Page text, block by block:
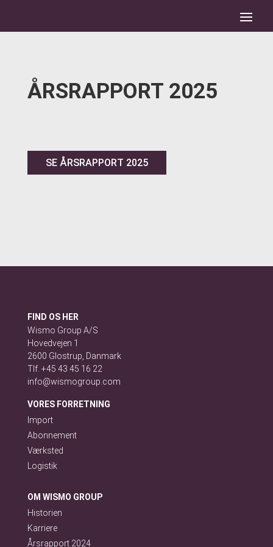
ÅRSRAPPORT 2025
SE ÅRSRAPPORT 2025
FIND OS HER
Wismo Group A/S
Hovedvejen 1
2600 Glostrup, Danmark
Tlf. +45 43 45 16 22
info@wismogroup.com
VORES FORRETNING
Import
Abonnement
Værksted
Logistik
OM WISMO GROUP
Historien
Karriere
Årsrapport 2024